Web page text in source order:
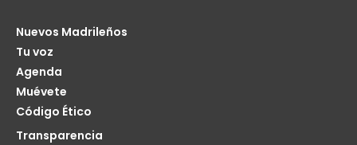
Nuevos Madrileños
Tu voz
Agenda
Muévete
Código Ético
Transparencia